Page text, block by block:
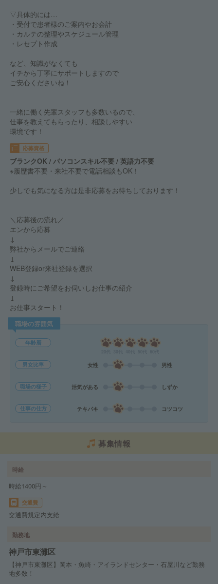
▽具体的には…
・受付で患者様のご案内やお会計
・カルテの整理やスケジュール管理
・レセプト作成
など、知識がなくても
イチから丁寧にサポートしますので
ご安心くださいね！
一緒に働く先輩スタッフも多数いるので、
仕事を教えてもらったり、相談しやすい
環境です！
応募資格
ブランクOK / パソコンスキル不要 / 英語力不要
※履歴書不要・来社不要で電話相談もOK！
少しでも気になる方は是非応募をお待ちしております！
＼応募後の流れ／
エンから応募
↓
弊社からメールでご連絡
↓
WEB登録or来社登録を選択
↓
登録時にご希望をお伺いしお仕事の紹介
↓
お仕事スタート！
職場の雰囲気
年齢層
男女比率 女性 男性
職場の様子 活気がある しずか
仕事の仕方 テキパキ コツコツ
募集情報
時給
時給1400円～
交通費
交通費規定内支給
勤務地
神戸市東灘区
【神戸市東灘区】岡本・魚崎・アイランドセンター・石屋川など勤務
地多数！